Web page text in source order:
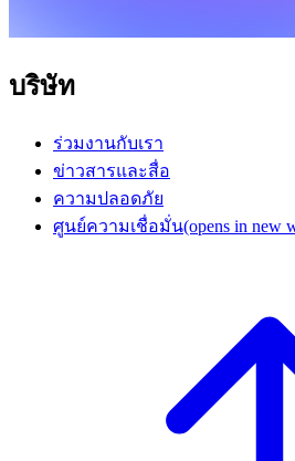
บริษัท
ร่วมงานกับเรา
ข่าวสารและสื่อ
ความปลอดภัย
ศูนย์ความเชื่อมั่น(opens in new